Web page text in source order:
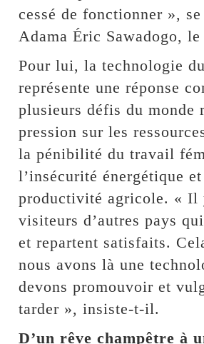
cessé de fonctionner »,
Adama Éric Sawadogo,
Pour lui, la technologie
représente une réponse
plusieurs défis du monde
pression sur les
la pénibilité du travail
l’insécurité énergétique
productivité agricole. « Il
visiteurs d’autres pays
et repartent satisfaits.
nous avons là une
devons promouvoir et
tarder », insiste-t-il.
D’un rêve champêtre à